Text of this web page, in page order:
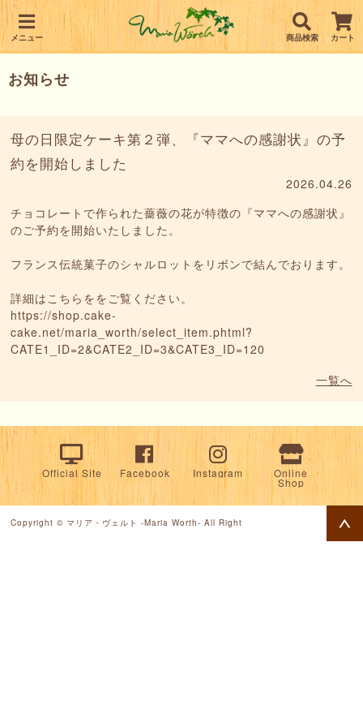
メニュー 商品検索 カート
お知らせ
母の日限定ケーキ第２弾、『ママへの感謝状』の予
約を開始しました
2026.04.26
チョコレートで作られた薔薇の花が特徴の『ママへの感謝状』
のご予約を開始いたしました。
フランス伝統菓子のシャルロットをリボンで結んでおります。
詳細はこちらををご覧ください。
https://shop.cake-
cake.net/maria_worth/select_item.phtml?
CATE1_ID=2&CATE2_ID=3&CATE3_ID=120
一覧へ
Official Site Facebook Instagram Online
Shop
Copyright © マリア・ヴェルト -Maria Worth- All Right